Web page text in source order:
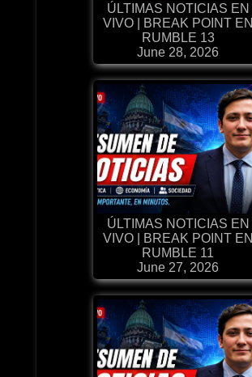
ÚLTIMAS NOTICIAS EN
VIVO | BREAK POINT EN
RUMBLE 13
June 28, 2026
ÚLTIMAS NOTICIAS EN
VIVO | BREAK POINT EN
RUMBLE 11
June 27, 2026